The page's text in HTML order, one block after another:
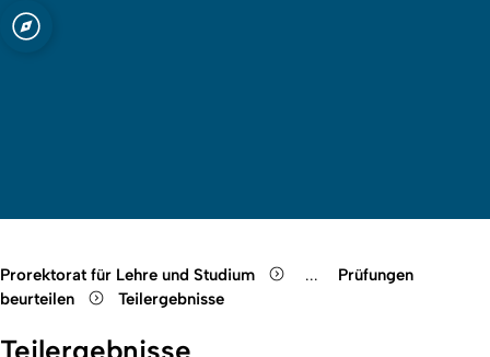
Open quicklink menu
Prorektorat für Lehre und Studium Show remaining
...
Prüfungen
beurteilen
Teilergebnisse
Teilergebnisse